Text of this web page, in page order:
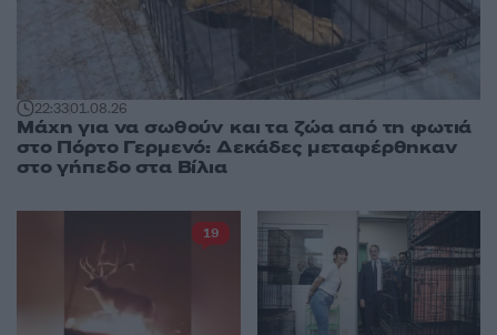
22:3301.08.26
Μάχη για να σωθούν και τα ζώα από τη φωτιά
στο Πόρτο Γερμενό: Δεκάδες μεταφέρθηκαν
στο γήπεδο στα Βίλια
19